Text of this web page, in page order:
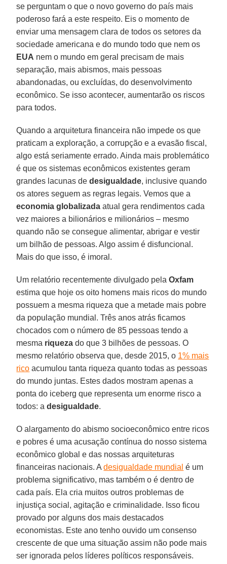
se perguntam o que o novo governo do país mais
poderoso fará a este respeito. Eis o momento de
enviar uma mensagem clara de todos os setores da
sociedade americana e do mundo todo que nem os
EUA nem o mundo em geral precisam de mais
separação, mais abismos, mais pessoas
abandonadas, ou excluídas, do desenvolvimento
econômico. Se isso acontecer, aumentarão os riscos
para todos.
Quando a arquitetura financeira não impede os que
praticam a exploração, a corrupção e a evasão fiscal,
algo está seriamente errado. Ainda mais problemático
é que os sistemas econômicos existentes geram
grandes lacunas dedesigualdade, inclusive quando
os atores seguem as regras legais. Vemos que a
economia globalizada atual gera rendimentos cada
vez maiores a bilionários e milionários – mesmo
quando não se consegue alimentar, abrigar e vestir
um bilhão de pessoas. Algo assim é disfuncional.
Mais do que isso, é imoral.
Um relatório recentemente divulgado pelaOxfam
estima que hoje os oito homens mais ricos do mundo
possuem a mesma riqueza que a metade mais pobre
da população mundial. Três anos atrás ficamos
chocados com o número de 85 pessoas tendo a
mesma riqueza do que 3 bilhões de pessoas. O
mesmo relatório observa que, desde 2015, o 1% mais
rico acumulou tanta riqueza quanto todas as pessoas
do mundo juntas. Estes dados mostram apenas a
ponta do iceberg que representa um enorme risco a
todos: adesigualdade.
O alargamento do abismo socioeconômico entre ricos
e pobres é uma acusação contínua do nosso sistema
econômico global e das nossas arquiteturas
financeiras nacionais. Adesigualdade mundial é um
problema significativo, mas também o é dentro de
cada país. Ela cria muitos outros problemas de
injustiça social, agitação e criminalidade. Isso ficou
provado por alguns dos mais destacados
economistas. Este ano tenho ouvido um consenso
crescente de que uma situação assim não pode mais
ser ignorada pelos líderes políticos responsáveis.